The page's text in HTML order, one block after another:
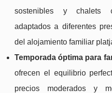
sostenibles y chalets
adaptados a diferentes
del alojamiento familiar
Temporada óptima para
ofrecen el equilibrio
precios moderados y